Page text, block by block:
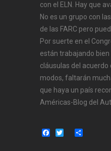
con el ELN. Hay que
No es un grupo con
de las FARC pero
Por suerte en el
están trabajando
cláusulas del acuerdo
modos, faltarán
que haya un país
Américas-Blog del
Facebook
Twitter